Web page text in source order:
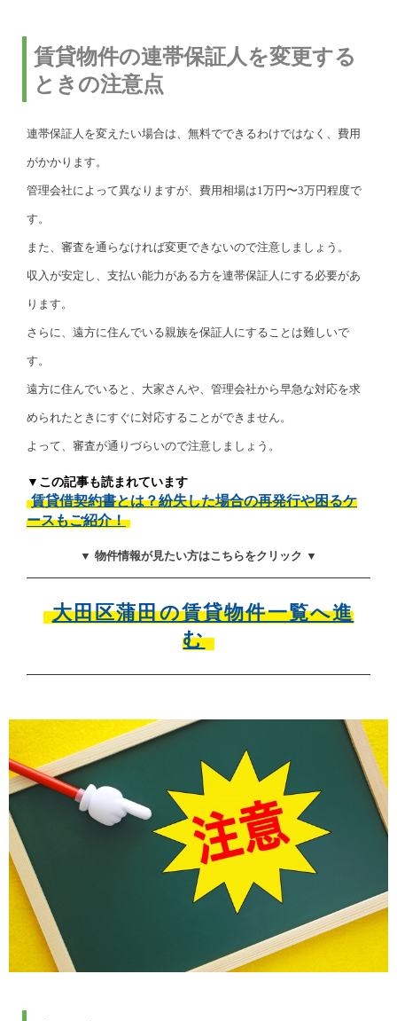
賃貸物件の連帯保証人を変更する
ときの注意点
連帯保証人を変えたい場合は、無料でできるわけではなく、費用
がかかります。
管理会社によって異なりますが、費用相場は1万円〜3万円程度で
す。
また、審査を通らなければ変更できないので注意しましょう。
収入が安定し、支払い能力がある方を連帯保証人にする必要があ
ります。
さらに、遠方に住んでいる親族を保証人にすることは難しいで
す。
遠方に住んでいると、大家さんや、管理会社から早急な対応を求
められたときにすぐに対応することができません。
よって、審査が通りづらいので注意しましょう。
▼この記事も読まれています
賃貸借契約書とは？紛失した場合の再発行や困るケ
ースもご紹介！
▼ 物件情報が見たい方はこちらをクリック ▼
大田区蒲田の賃貸物件一覧へ進
む